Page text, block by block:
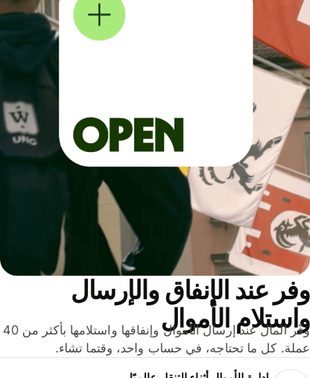
عند الإنفاق والإرسال
الأموال
وفّر المال عند إرسال الأموال وإنفاقها واستلامها بأكثر من 40
كل ما تحتاجه، في حساب واحد، وقتما تشاء.